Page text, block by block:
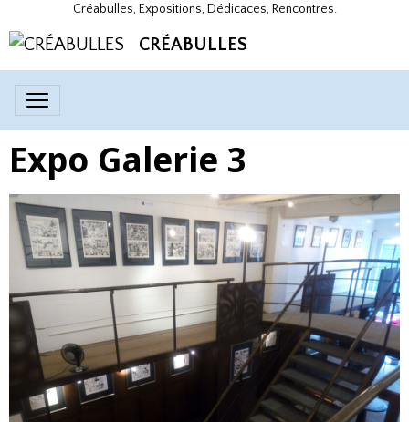
Créabulles, Expositions, Dédicaces, Rencontres.
CRÉABULLES
Expo Galerie 3